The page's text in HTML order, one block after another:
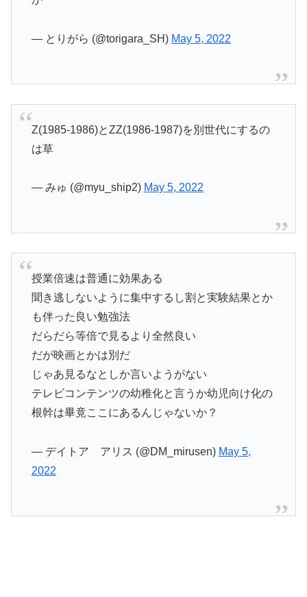
— とりがら (@torigara_SH) May 5, 2022
Z(1985-1986)とZZ(1986-1987)を別世代にするの
は草
— みゅ (@myu_ship2) May 5, 2022
授業倍速は普通に効果ある
聞き逃しないように集中するし割と実験結果とか
も伴った良い勉強法
だらだら等倍で見るより全然良い
だが映画とかは別だ
じゃあ見るなとしか言いようがない
テレビコンテンツの幼稚化と言うか幼児向け化の
根幹は畢竟ここにあるんじゃないか？
— デイトア アリス (@DM_mirusen) May 5,
2022